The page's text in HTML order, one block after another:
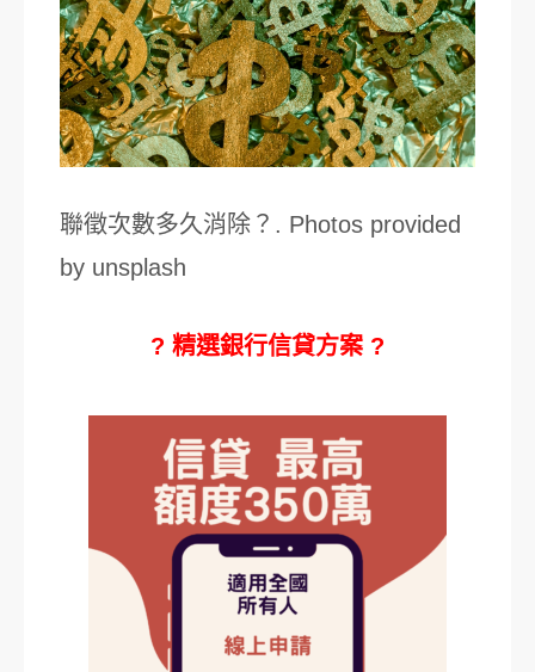
聯徵次數多久消除？. Photos provided
by unsplash
? 精選銀行信貸方案 ?